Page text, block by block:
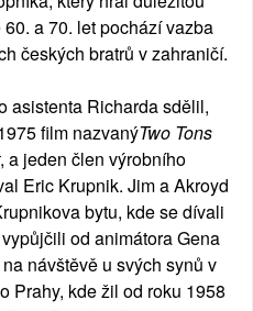
a 70. let pochází vazba
českých bratrů v zahraničí.
asistenta Richarda sdělil,
film nazvanýTwo Tons
, a jeden člen výrobního
Eric Krupnik. Jim a Akroyd
bytu, kde se dívali
od animátora Gena
návštěvě u svých synů v
Prahy, kde žil od roku 1958